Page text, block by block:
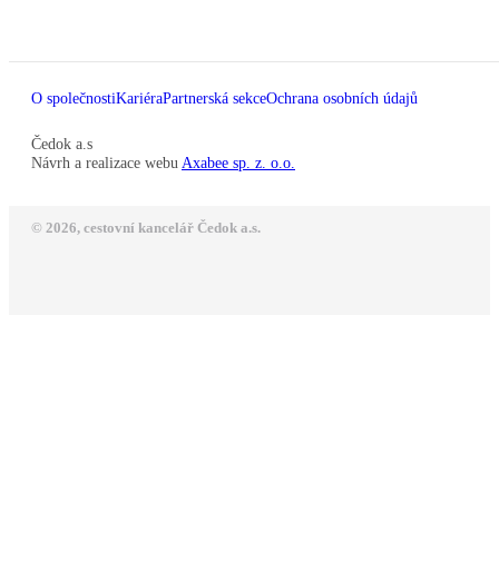
O společnostiKariéraPartnerská sekceOchrana osobních údajů
Čedok a.s
Návrh a realizace webu Axabee sp. z. o.o.
© 2026, cestovní kancelář Čedok a.s.